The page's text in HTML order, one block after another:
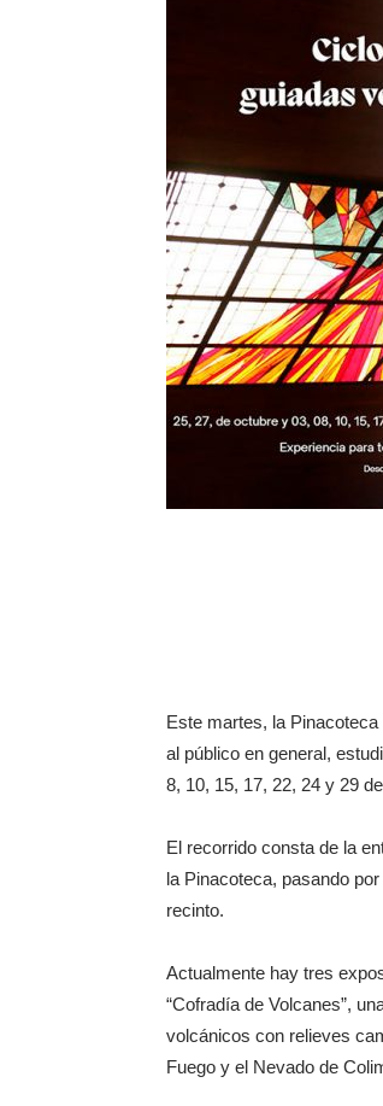
Este martes, la
al público en general,
8, 10, 15, 17, 22, 24 y 29
El recorrido consta de la
la Pinacoteca, pasando
recinto.
Actualmente hay tres
“Cofradía de Volcanes”,
volcánicos con relieves
Fuego y el Nevado de